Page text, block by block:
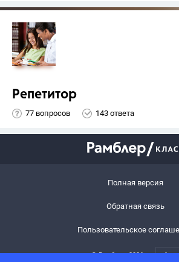
Репетитор
77 вопросов 143 ответа
Полная версия
Обратная связь
Пользовательское
© Рамблер,2026 6+